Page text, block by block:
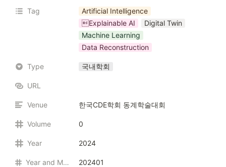
Tag
Artificial Intelligence
Explainable AI
Digital Twin
Machine Learning
Data Reconstruction
Type 국내학회
URL
Venue 한국CDE학회 동계학술대회
Volume 0
Year 2024
Year and Month 202401